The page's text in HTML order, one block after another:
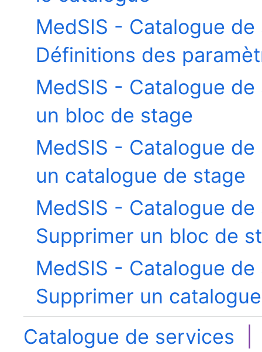
MedSIS - Catalogue
Définitions des
MedSIS - Catalogue
un bloc de stage
MedSIS - Catalogue
un catalogue de stage
MedSIS - Catalogue
Supprimer un bloc de
MedSIS - Catalogue
Supprimer un
Catalogue de services